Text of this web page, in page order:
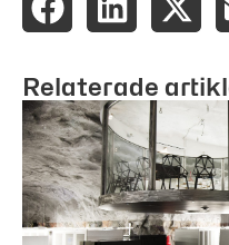
Relaterade